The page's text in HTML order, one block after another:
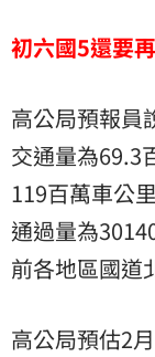
初六國5還要
高公局預報員
交通量為69.3
119百萬車公
通過量為
前各地區國道
高公局預估2